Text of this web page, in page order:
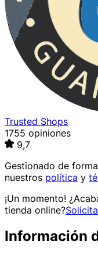
Trusted Shops
1755 opiniones
9,7
Gestionado de
nuestros política y
¡Un momento!
tienda online?
Información